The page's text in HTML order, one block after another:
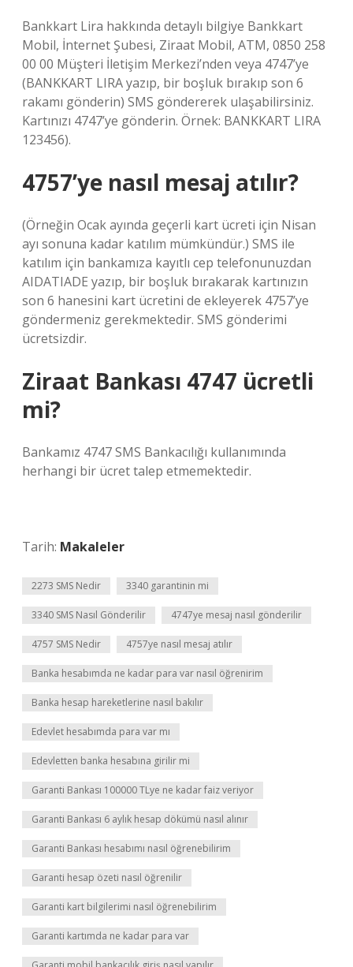
Bankkart Lira hakkında detaylı bilgiye Bankkart
Mobil, İnternet Şubesi, Ziraat Mobil, ATM, 0850 258
00 00 Müşteri İletişim Merkezi’nden veya 4747’ye
(BANKKART LIRA yazıp, bir boşluk bırakıp son 6
rakamı gönderin) SMS göndererek ulaşabilirsiniz.
Kartınızı 4747’ye gönderin. Örnek: BANKKART LIRA
123456).
4757’ye nasıl mesaj atılır?
(Örneğin Ocak ayında geçerli kart ücreti için Nisan
ayı sonuna kadar katılım mümkündür.) SMS ile
katılım için bankamıza kayıtlı cep telefonunuzdan
AIDATIADE yazıp, bir boşluk bırakarak kartınızın
son 6 hanesini kart ücretini de ekleyerek 4757’ye
göndermeniz gerekmektedir. SMS gönderimi
ücretsizdir.
Ziraat Bankası 4747 ücretli
mi?
Bankamız 4747 SMS Bankacılığı kullanımında
herhangi bir ücret talep etmemektedir.
Tarih: Makaleler
2273 SMS Nedir 3340 garantinin mi
3340 SMS Nasıl Gönderilir 4747ye mesaj nasıl gönderilir
4757 SMS Nedir 4757ye nasıl mesaj atılır
Banka hesabımda ne kadar para var nasıl öğrenirim
Banka hesap hareketlerine nasıl bakılır
Edevlet hesabımda para var mı
Edevletten banka hesabına girilir mi
Garanti Bankası 100000 TLye ne kadar faiz veriyor
Garanti Bankası 6 aylık hesap dökümü nasıl alınır
Garanti Bankası hesabımı nasıl öğrenebilirim
Garanti hesap özeti nasıl öğrenilir
Garanti kart bilgilerimi nasıl öğrenebilirim
Garanti kartımda ne kadar para var